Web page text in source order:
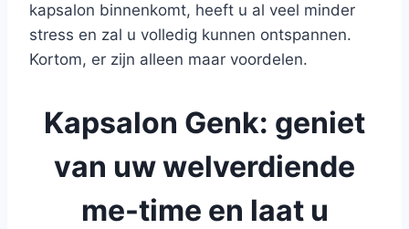
kapsalon binnenkomt, heeft u al veel minder
stress en zal u volledig kunnen ontspannen.
Kortom, er zijn alleen maar voordelen.
Kapsalon Genk: geniet
van uw welverdiende
me-time en laat u